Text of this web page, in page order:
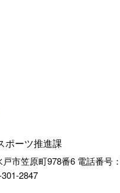
ポーツ推進課
市笠原町978番6 電話番号
2847